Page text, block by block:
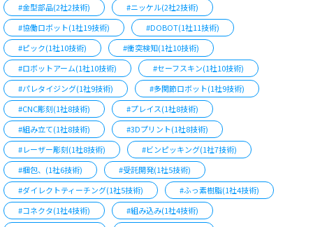
#金型部品(2社2技術)
#ニッケル(2社2技術)
#協働ロボット(1社19技術)
#DOBOT(1社11技術)
#ピック(1社10技術)
#衝突検知(1社10技術)
#ロボットアーム(1社10技術)
#セーフスキン(1社10技術)
#パレタイジング(1社9技術)
#多関節ロボット(1社9技術)
#CNC彫刻(1社8技術)
#プレイス(1社8技術)
#組み立て(1社8技術)
#3Dプリント(1社8技術)
#レーザー彫刻(1社8技術)
#ビンピッキング(1社7技術)
#梱包、(1社6技術)
#受託開発(1社5技術)
#ダイレクトティーチング(1社5技術)
#ふっ素樹脂(1社4技術)
#コネクタ(1社4技術)
#組み込み(1社4技術)